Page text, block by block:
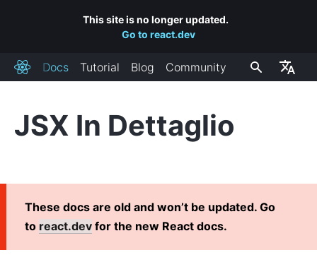
This site is no longer updated.
Go to react.dev
ReactDocs Tutorial Blog Community
JSX In Dettaglio
These docs are old and won’t be updated. Go
to react.dev for the new React docs.
INSTALLAZIONE
Aggiungere React Ad Un Sito
Creare una Nuova App React
Collegamenti a CDN